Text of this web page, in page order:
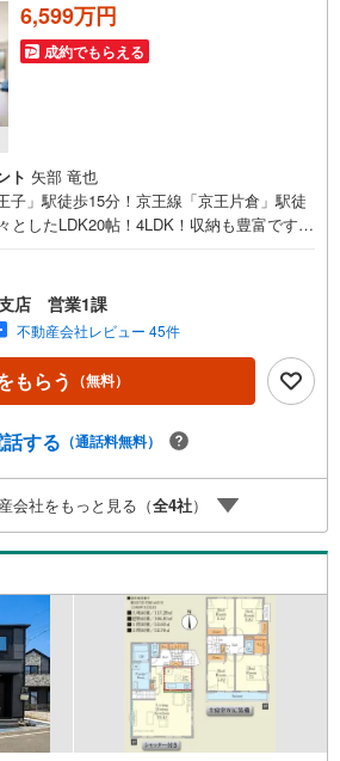
6,599万円
成約でもらえる
ト 矢部 竜也
」駅徒歩15分！京王線「京王片倉」駅徒
としたLDK20帖！4LDK！収納も豊富です！
宅！※バザール会場には、ベビーベッドや
をご用意しております。 小さなお子様連
てご来場ください！資料請求、住宅ローン
気軽にお問合せください！スタッフ25名で
なったことのない情報を多数ご用意してお
ーネット、チラシなどに掲載できない物件
望をお伝えください！■ご案内方法ご自宅へ
さい。ご希望があれば周辺環境、お客様の
物件などもご案内をいたします。お住まい
建物（株）八王子店 営業5課にお任せくだ
店 営業1課
不動産会社レビュー 45件
もらう （無料）
する （通話料無料）
会社をもっと見る（全4社）